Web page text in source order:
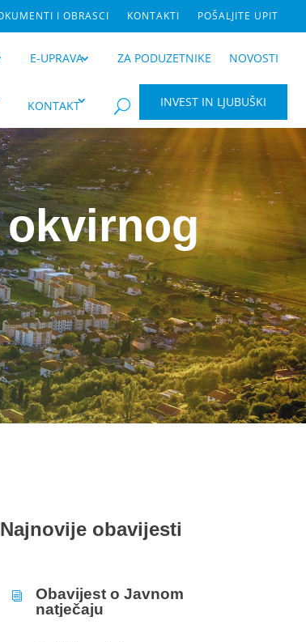
I OBRASCI KONTAKTI POŠALJITE UPIT
E-UPRAVA ZA PODUZETNIKE NOVOSTI
KONTAKT U INVEST IN LJUBUŠKI
Najnovije obavijesti
i
Obavijest o Javnom
natječaju